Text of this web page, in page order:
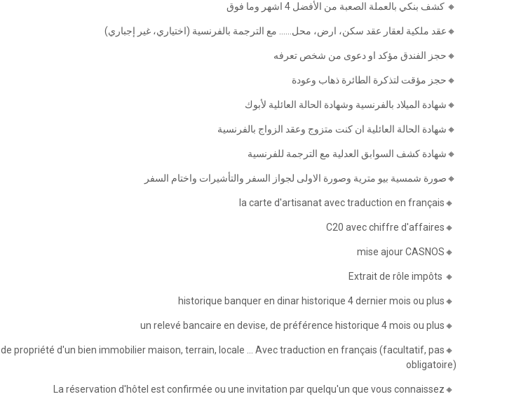
🔸 كشف بنكي بالعملة الصعبة من الأفضل 4 اشهر وما فوق
🔸عقد ملكية لعقار عقد سكن، ارض، محل...... مع الترجمة بالفرنسية (اختياري، غير إجباري)
🔸حجز الفندق مؤكد او دعوى من شخص تعرفه
🔸حجز مؤقت لتذكرة الطائرة ذهاب وعودة
🔸شهادة الميلاد بالفرنسية وشهادة الحالة العائلية لأبوك
🔸شهادة الحالة العائلية ان كنت متزوج وعقد الزواج بالفرنسية
🔸شهادة كشف السوابق العدلية مع الترجمة للفرنسية
🔸صورة شمسية بيو مترية وصورة الاولى لجواز السفر والتأشيرات واختام السفر
🔸la carte d'artisanat avec traduction en français
🔸C20 avec chiffre d'affaires
🔸mise ajour CASNOS
🔸 Extrait de rôle impôts
🔸historique banquer en dinar historique 4 dernier mois ou plus
🔸un relevé bancaire en devise, de préférence historique 4 mois ou plus
de propriété d'un bien immobilier maison, terrain, locale ... Avec traduction en français (facultatif, pas
obligatoire)
🔸La réservation d'hôtel est confirmée ou une invitation par quelqu'un que vous connaissez